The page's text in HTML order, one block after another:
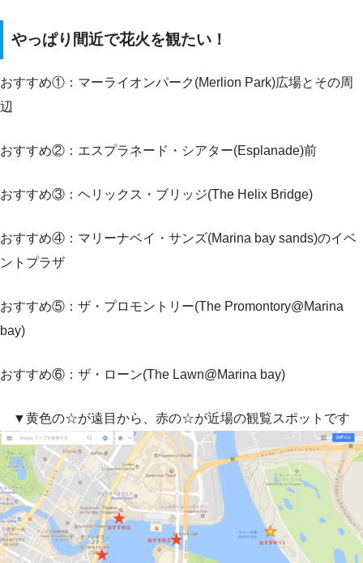
やっぱり間近で花火を観たい！
おすすめ①：マーライオンパーク(Merlion Park)広場とその周
辺
おすすめ②：エスプラネード・シアター(Esplanade)前
おすすめ③：ヘリックス・ブリッジ(The Helix Bridge)
おすすめ④：マリーナベイ・サンズ(Marina bay sands)のイベ
ントプラザ
おすすめ⑤：ザ・プロモントリー(The Promontory@Marina
bay)
おすすめ⑥：ザ・ローン(The Lawn@Marina bay)
▼黄色の☆が遠目から、赤の☆が近場の観覧スポットです